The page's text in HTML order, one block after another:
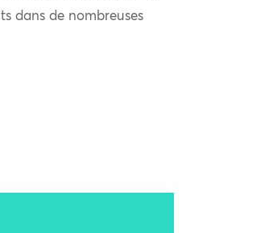
dans de nombreuses